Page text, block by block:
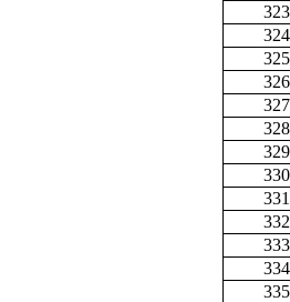
323
324
325
326
327
328
329
330
331
332
333
334
335